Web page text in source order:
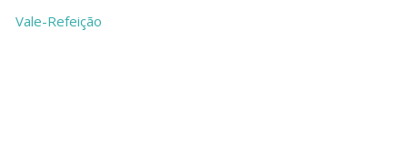
Vale-Refeição